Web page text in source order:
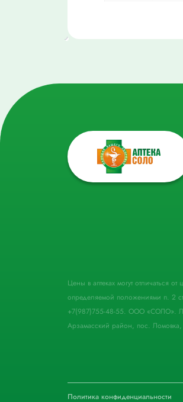
Цены в аптеках могут отличаться
определяемой положениями п. 2
+7(987)755-48-55. ООО «СОЛО».
Арзамасский район, пос.
Политика конфиденциальности